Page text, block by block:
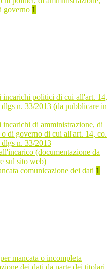
governo 1
incarichi politici di cui all'art. 14,
n. 33/2013 (da pubblicare in
incarichi di amministrazione, di
di governo di cui all'art. 14, co.
n. 33/2013
(documentazione da
sul sito web)
comunicazione dei dati 1
mancata o incompleta